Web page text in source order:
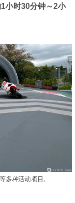
小时30分钟～2小
多种活动项目。